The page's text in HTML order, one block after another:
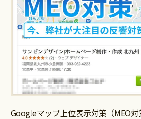
Googleマップ上位表示対策（MEO